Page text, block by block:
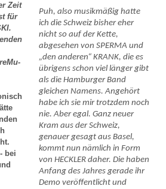
Zeit
für
bei
Puh, also musikmäßig hatte
ich die Schweiz bisher eher
nicht so auf der Kette,
abgesehen von SPERMA und
„den anderen“ KRANK, die es
übrigens schon viel länger gibt
als die Hamburger Band
gleichen Namens. Angehört
habe ich sie mir trotzdem noch
nie. Aber egal. Ganz neuer
Kram aus der Schweiz,
genauer gesagt aus Basel,
kommt nun nämlich in Form
von HECKLER daher. Die haben
Anfang des Jahres gerade ihr
Demo veröffentlicht und